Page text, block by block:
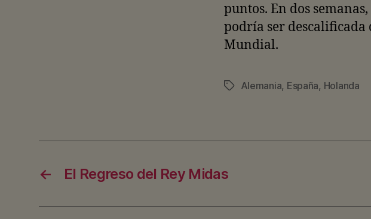
puntos. En dos
podría ser
Mundial.
Etiquetas
Alemania, España, Holanda
← El Regreso del Rey Midas